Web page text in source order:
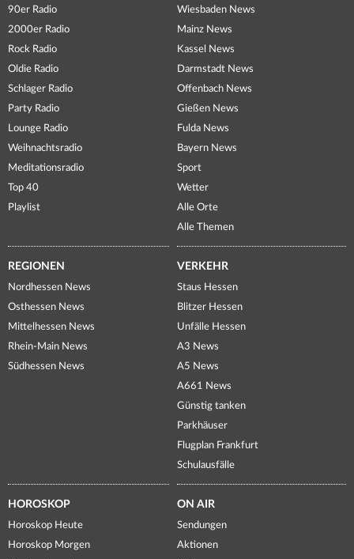
90er Radio
2000er Radio
Rock Radio
Oldie Radio
Schlager Radio
Party Radio
Lounge Radio
Weihnachtsradio
Meditationsradio
Top 40
Playlist
Wiesbaden News
Mainz News
Kassel News
Darmstadt News
Offenbach News
Gießen News
Fulda News
Bayern News
Sport
Wetter
Alle Orte
Alle Themen
REGIONEN
Nordhessen News
Osthessen News
Mittelhessen News
Rhein-Main News
Südhessen News
VERKEHR
Staus Hessen
Blitzer Hessen
Unfälle Hessen
A3 News
A5 News
A661 News
Günstig tanken
Parkhäuser
Flugplan Frankfurt
Schulausfälle
HOROSKOP
Horoskop Heute
Horoskop Morgen
ON AIR
Sendungen
Aktionen